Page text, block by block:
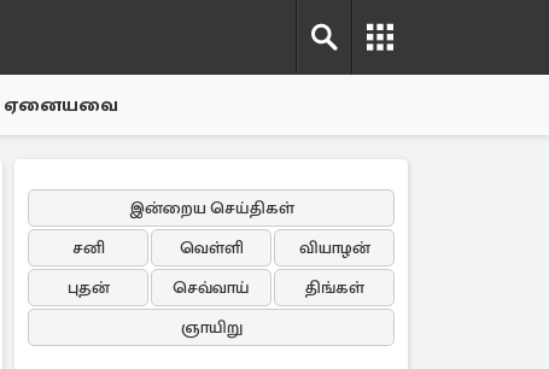
ஏனையவை
இன்றைய செய்திகள்
சனி
வெள்ளி
வியாழன்
புதன்
செவ்வாய்
திங்கள்
ஞாயிறு